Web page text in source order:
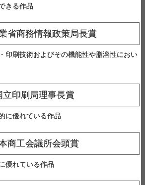
きる作品
省商務情報政策局長賞
印刷技術およびその機能性や脂溶性におい
立印刷局理事長賞
に優れている作品
商工会議所会頭賞
優れている作品